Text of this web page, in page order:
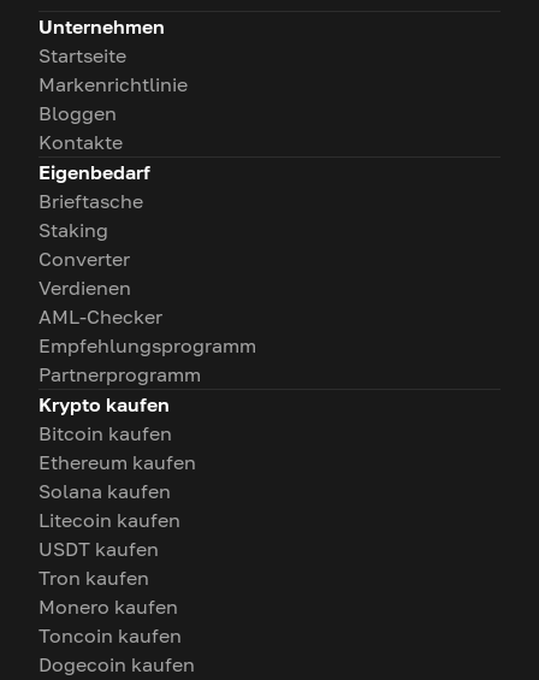
Unternehmen
Startseite
Markenrichtlinie
Bloggen
Kontakte
Eigenbedarf
Brieftasche
Staking
Converter
Verdienen
AML-Checker
Empfehlungsprogramm
Partnerprogramm
Krypto kaufen
Bitcoin kaufen
Ethereum kaufen
Solana kaufen
Litecoin kaufen
USDT kaufen
Tron kaufen
Monero kaufen
Toncoin kaufen
Dogecoin kaufen